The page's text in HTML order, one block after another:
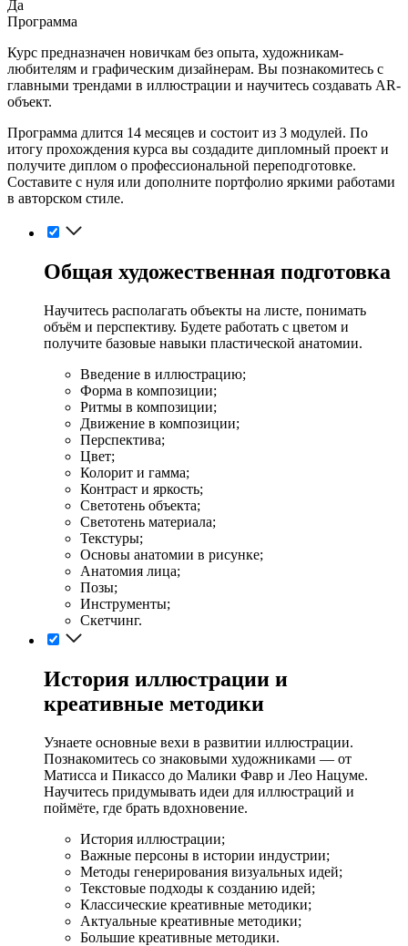
Да
Программа
Курс предназначен новичкам без опыта, художникам-
любителям и графическим дизайнерам. Вы познакомитесь с
главными трендами в иллюстрации и научитесь создавать AR-
объект.
Программа длится 14 месяцев и состоит из 3 модулей. По
итогу прохождения курса вы создадите дипломный проект и
получите диплом о профессиональной переподготовке.
Cоставите с нуля или дополните портфолио яркими работами
в авторском стиле.
Общая художественная подготовка
Научитесь располагать объекты на листе, понимать
объём и перспективу. Будете работать с цветом и
получите базовые навыки пластической анатомии.
Введение в иллюстрацию;
Форма в композиции;
Ритмы в композиции;
Движение в композиции;
Перспектива;
Цвет;
Колорит и гамма;
Контраст и яркость;
Светотень объекта;
Светотень материала;
Текстуры;
Основы анатомии в рисунке;
Анатомия лица;
Позы;
Инструменты;
Скетчинг.
История иллюстрации и
креативные методики
Узнаете основные вехи в развитии иллюстрации.
Познакомитесь со знаковыми художниками — от
Матисса и Пикассо до Малики Фавр и Лео Нацуме.
Научитесь придумывать идеи для иллюстраций и
поймёте, где брать вдохновение.
История иллюстрации;
Важные персоны в истории индустрии;
Методы генерирования визуальных идей;
Текстовые подходы к созданию идей;
Классические креативные методики;
Актуальные креативные методики;
Большие креативные методики.